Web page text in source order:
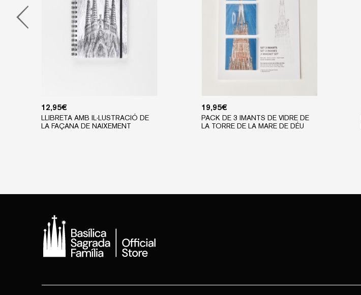
12,95€
LLIBRETA AMB IL·LUSTRACIÓ DE
LA FAÇANA DE NAIXEMENT
19,95€
PACK DE 3 IMANTS DE VIDRE DE
LA TORRE DE LA MARE DE DÉU